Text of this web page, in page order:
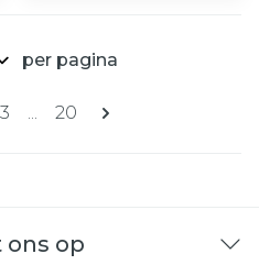
Pagina's
momenteel pagina
Pagina
3 ... Pagina
20
per pagina
op